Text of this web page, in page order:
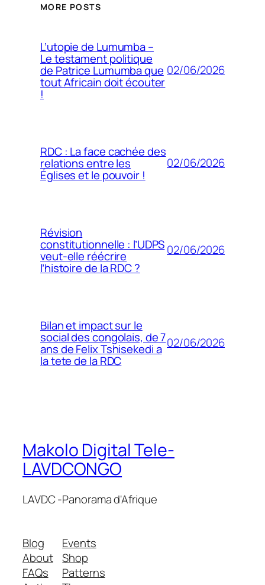
MORE POSTS
L’utopie de Lumumba –
Le testament politique
de Patrice Lumumba que
tout Africain doit écouter
!
02/06/2026
RDC : La face cachée des
relations entre les
Églises et le pouvoir !
02/06/2026
Révision
constitutionnelle : l’UDPS
veut-elle réécrire
l’histoire de la RDC ?
02/06/2026
Bilan et impact sur le
social des congolais, de 7
ans de Felix Tshisekedi a
la tete de la RDC
02/06/2026
Makolo Digital Tele-
LAVDCONGO
LAVDC -Panorama d'Afrique
Blog
About
FAQs
Events
Shop
Patterns